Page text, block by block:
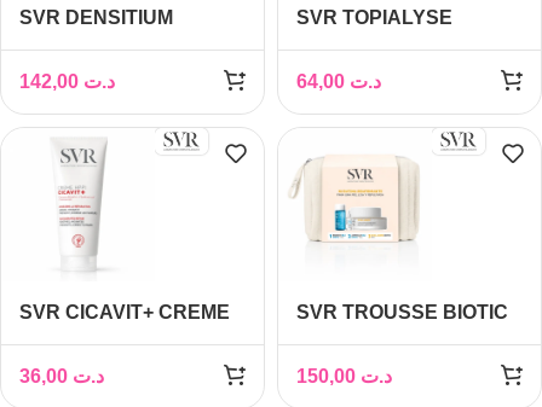
SVR DENSITIUM
د.ت
SVR TOPIALYSE
400ML
د.ت
SVR CICAVIT+ CREME
ANTI MARQUES 40ML
د.ت
SVR TROUSSE BIOTIC
50ML+AMPOULE B3
10ML
د.ت